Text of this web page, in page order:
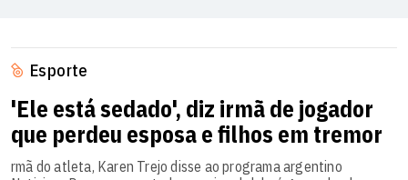
Esporte
'Ele está sedado', diz irmã de jogador
que perdeu esposa e filhos em tremor
rmã do atleta, Karen Trejo disse ao programa argentino